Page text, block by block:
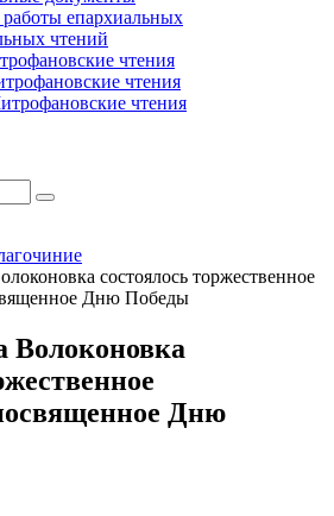
епархиальных
чтений
чтения
чтения
чтения
состоялось торжественное
Дню Победы
Волоконовка
Дню